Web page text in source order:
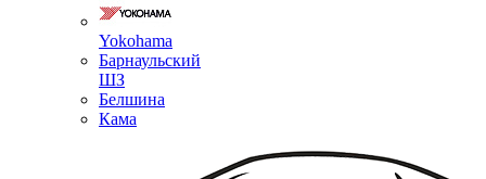
Yokohama
Барнаульский
ШЗ
Белшина
Кама